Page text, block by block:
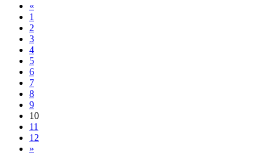
«
1
2
3
4
5
6
7
8
9
10
11
12
»